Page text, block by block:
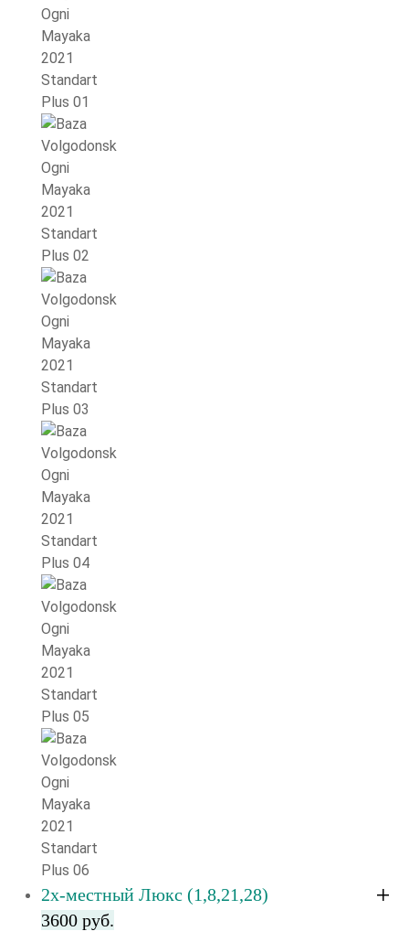
2х-местный Люкс (1,8,21,28)
3600 руб.